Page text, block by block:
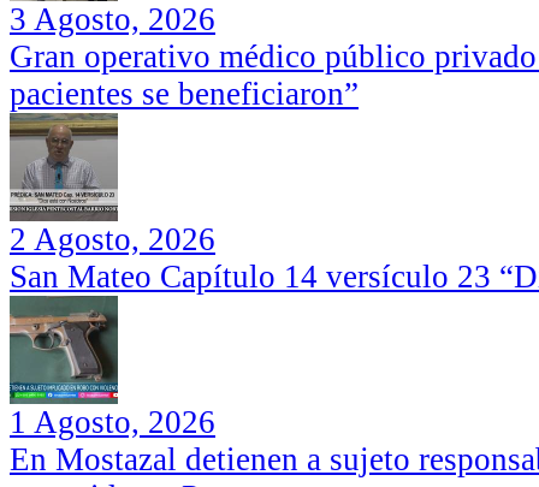
3 Agosto, 2026
Gran operativo médico público
pacientes se beneficiaron”
2 Agosto, 2026
San Mateo Capítulo 14 versículo 23
1 Agosto, 2026
En Mostazal detienen a sujeto